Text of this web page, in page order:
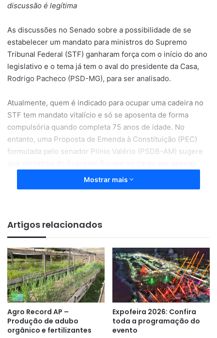
discussão é legítima
As discussões no Senado sobre a possibilidade de se
estabelecer um mandato para ministros do Supremo
Tribunal Federal (STF) ganharam força com o início do ano
legislativo e o tema já tem o aval do presidente da Casa,
Rodrigo Pacheco (PSD-MG), para ser analisado.
Atualmente, quem é indicado para ocupar uma cadeira no
STF tem mandato vitalício e só se aposenta de forma
compulsória quando completa 75 anos de idade. No
entanto, uma Proposta de Emenda à Constituição (PEC)
formulada pelo senador Plínio Valério (PSDB-AM) sugere
oito anos, sem possibilidade de recondução.
A renovação planejada do STF,
além de não ferir a prerrogativa de
independência do Poder Judiciário,
constitui forma legítima de
controle político da Suprema
Corte, razão pela qual entendemos
Mostrar mais
Artigos relacionados
Agro Record AP –
Produção de adubo
orgânico e fertilizantes
Expofeira 2026: Confira
toda a programação do
evento